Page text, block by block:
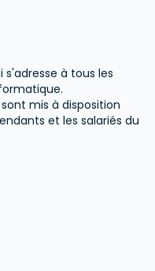
à tous les
sont mis à disposition
et les salariés du